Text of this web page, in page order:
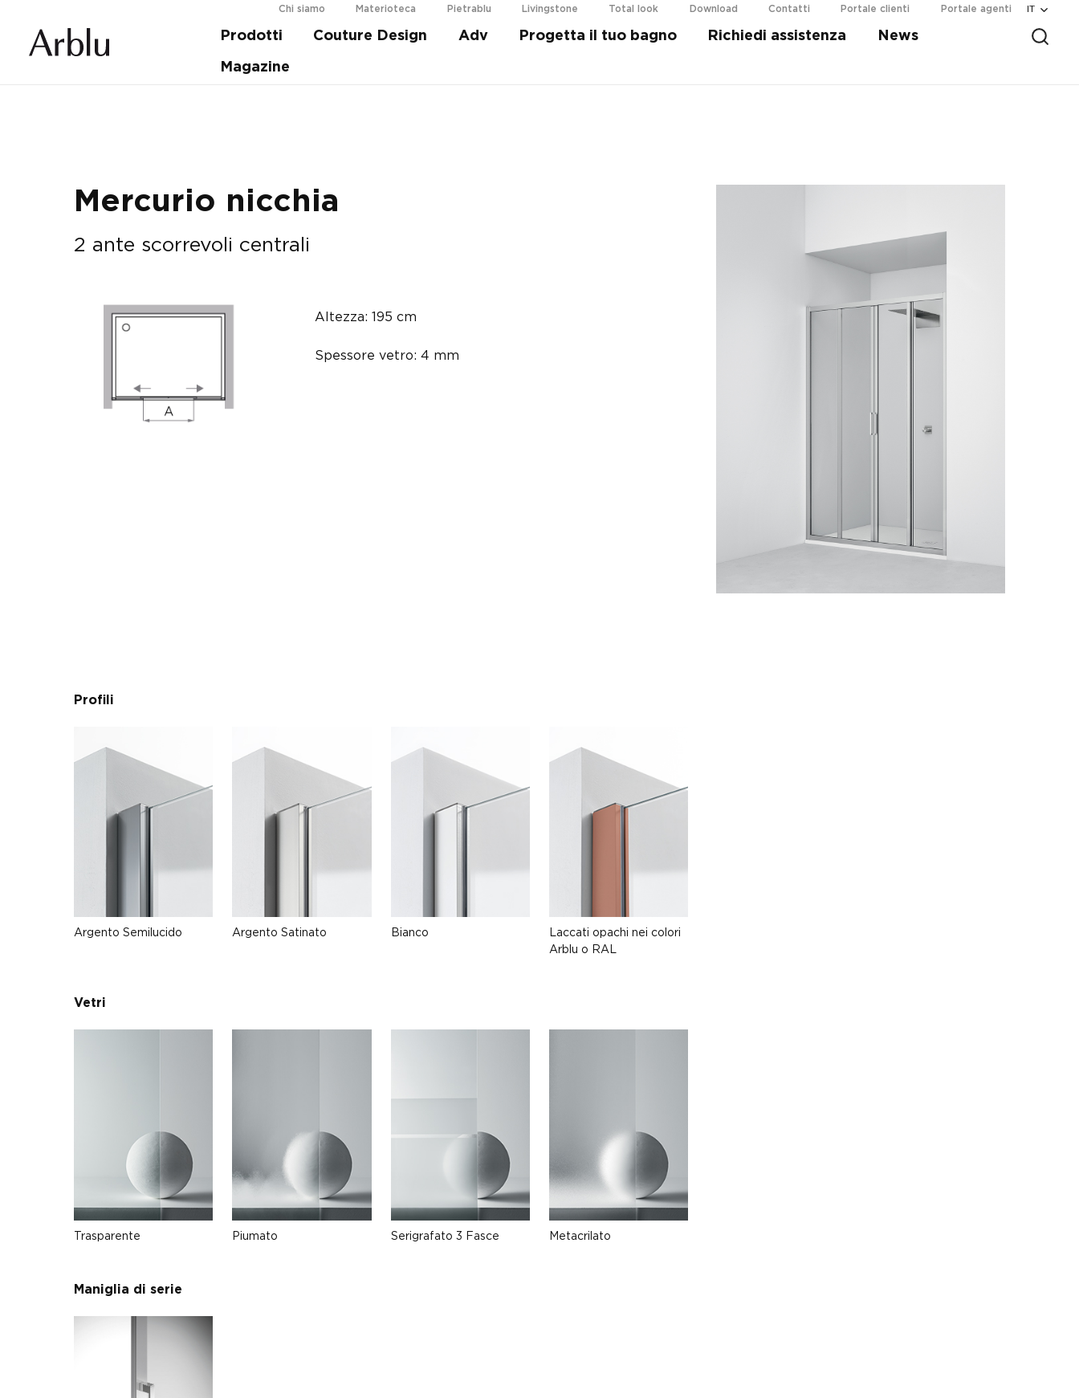
IT
Chi siamo Materioteca Pietrablu Livingstone Total look Download Contatti Portale clienti Portale agenti
Prodotti Couture Design Adv Progetta il tuo bagno Richiedi assistenza News
Magazine
Guida alla scelta della tua doccia.
Mercurio nicchia
2 ante scorrevoli centrali
Altezza: 195 cm
Spessore vetro: 4 mm
Profili
Argento Semilucido Argento Satinato Bianco
Laccati opachi nei colori
Arblu o RAL
Vetri
Trasparente Piumato Serigrafato 3 Fasce Metacrilato
Maniglia di serie